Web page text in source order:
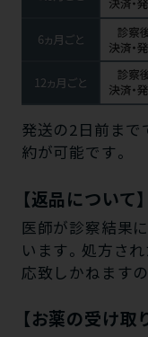
発送の2日前まで
約が可能です。
【返品について】
医師が診察結果
います。処方さ
応致しかねます
【お薬の受け取